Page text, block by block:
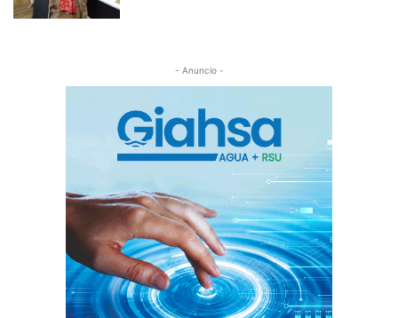
- Anuncio -